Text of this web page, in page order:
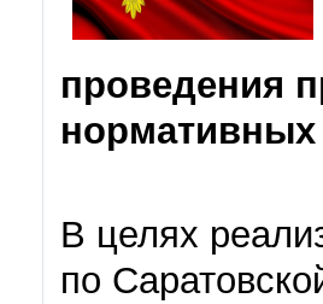
проведения
нормативных
В целях
по